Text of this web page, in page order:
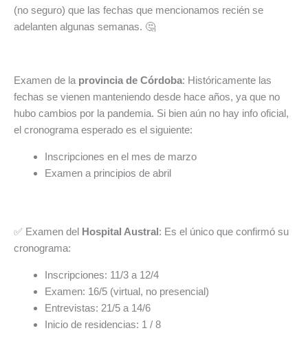
(no seguro) que las fechas que mencionamos recién se
adelanten algunas semanas. 🤔
Examen de la provincia de Córdoba: Históricamente las
fechas se vienen manteniendo desde hace años, ya que no
hubo cambios por la pandemia. Si bien aún no hay info oficial,
el cronograma esperado es el siguiente:
Inscripciones en el mes de marzo
Examen a principios de abril
✅ Examen del Hospital Austral: Es el único que confirmó su
cronograma:
Inscripciones: 11/3 a 12/4
Examen: 16/5 (virtual, no presencial)
Entrevistas: 21/5 a 14/6
Inicio de residencias: 1 / 8